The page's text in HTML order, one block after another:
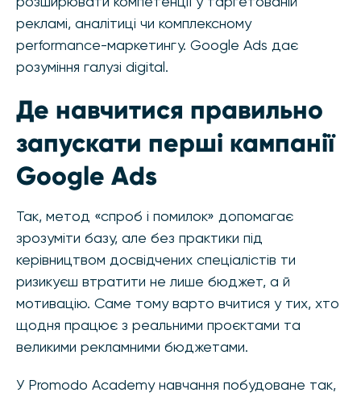
рекламі, аналітиці чи комплексному
performance-маркетингу. Google Ads дає
розуміння галузі digital.
Де навчитися правильно
запускати перші кампанії
Google Ads
Так, метод «спроб і помилок» допомагає
зрозуміти базу, але без практики під
керівництвом досвідчених спеціалістів ти
ризикуєш втратити не лише бюджет, а й
мотивацію. Саме тому варто вчитися у тих, хто
щодня працює з реальними проєктами та
великими рекламними бюджетами.
У Promodo Academy навчання побудоване так,